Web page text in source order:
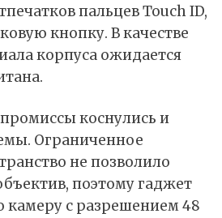
пальцев Touch ID,
кнопку. В качестве
корпуса ожидается
коснулись и
Ограниченное
не позволило
поэтому гаджет
камеру с разрешением 48